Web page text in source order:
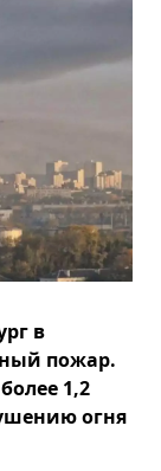
в
пожар.
1,2
огня